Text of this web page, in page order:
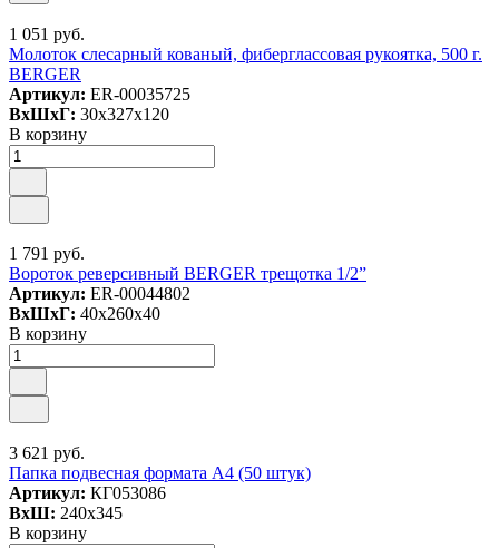
1 051 руб.
Молоток слесарный кованый, фиберглассовая рукоятка, 500 г.
BERGER
Артикул: ER-00035725
ВxШxГ: 30x327x120
В корзину
1 791 руб.
Вороток реверсивный BERGER трещотка 1/2”
Артикул: ER-00044802
ВxШxГ: 40x260x40
В корзину
3 621 руб.
Папка подвесная формата А4 (50 штук)
Артикул: КГ053086
ВxШ: 240x345
В корзину